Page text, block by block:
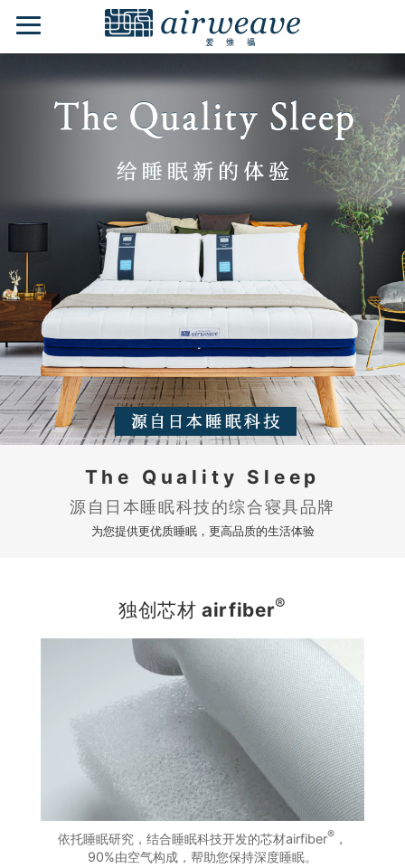
The Quality Sleep
源自日本睡眠科技的综合寝具品牌
为您提供更优质睡眠，更高品质的生活体验
独创芯材 airfiber®
依托睡眠研究，结合睡眠科技开发的芯材airfiber®
90%由空气构成，帮助您保持深度睡眠。